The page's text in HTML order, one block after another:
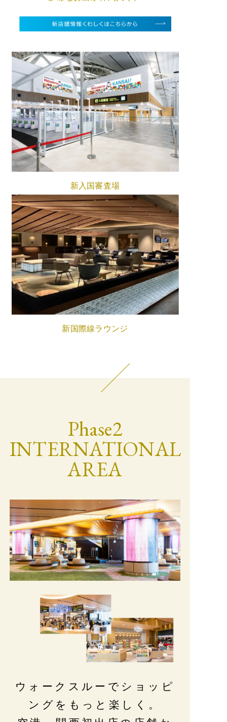
新入国審査場
新国際線ラウンジ
Phase2
INTERNATIONAL
AREA
ウォークスルーでショッピ
ングをもっと楽しく。